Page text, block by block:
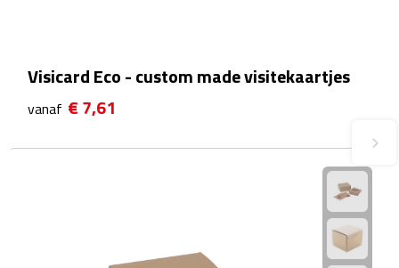
Reisbekers
Thermosbekers
Drinkflessen met karabijnhaak
Visicard Eco - custom made visitekaartjes
vanaf € 7,61